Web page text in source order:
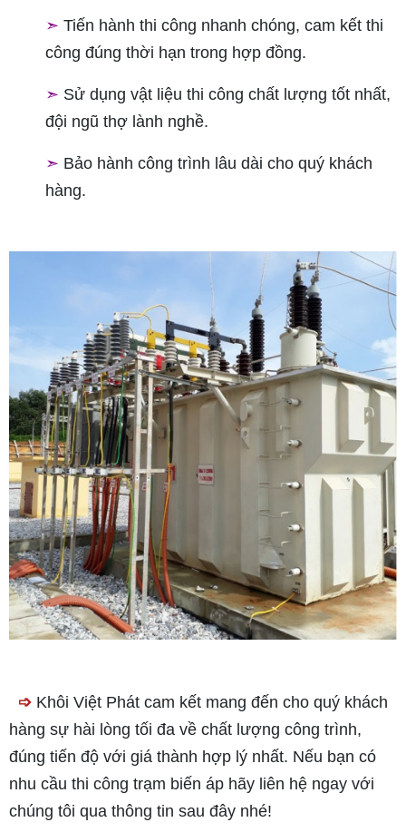
➣ Tiến hành thi công nhanh chóng, cam kết thi
công đúng thời hạn trong hợp đồng.
➣ Sử dụng vật liệu thi công chất lượng tốt nhất,
đội ngũ thợ lành nghề.
➣ Bảo hành công trình lâu dài cho quý khách
hàng.
➩ Khôi Việt Phát cam kết mang đến cho quý khách
hàng sự hài lòng tối đa về chất lượng công trình,
đúng tiến độ với giá thành hợp lý nhất. Nếu bạn có
nhu cầu thi công trạm biến áp hãy liên hệ ngay với
chúng tôi qua thông tin sau đây nhé!